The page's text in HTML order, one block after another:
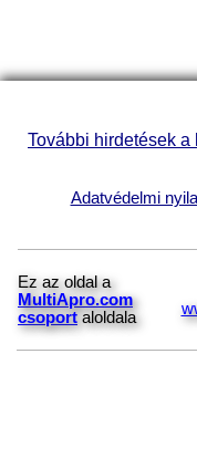
További hirdetések
Adatvédelmi
Ez az oldal a
MultiApro.com
csoport aloldala